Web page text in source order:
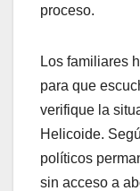
proceso.
Los familiares
para que
verifique la
Helicoide.
políticos
sin acceso a